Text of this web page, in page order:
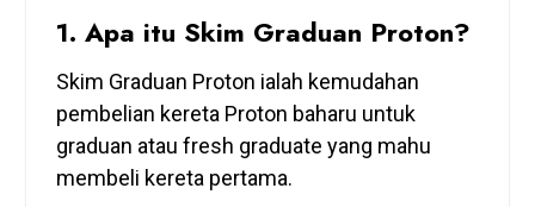
1. Apa itu Skim Graduan Proton?
Skim Graduan Proton ialah kemudahan
pembelian kereta Proton baharu untuk
graduan atau fresh graduate yang mahu
membeli kereta pertama.